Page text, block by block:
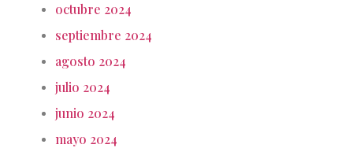
octubre 2024
septiembre 2024
agosto 2024
julio 2024
junio 2024
mayo 2024